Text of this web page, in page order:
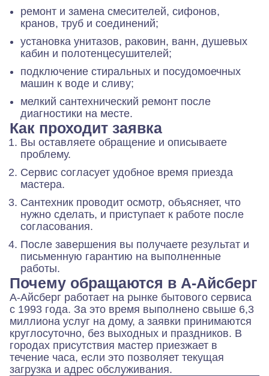
ремонт и замена смесителей, сифонов,
кранов, труб и соединений;
установка унитазов, раковин, ванн, душевых
кабин и полотенцесушителей;
подключение стиральных и посудомоечных
машин к воде и сливу;
мелкий сантехнический ремонт после
диагностики на месте.
Как проходит заявка
Вы оставляете обращение и описываете
проблему.
Сервис согласует удобное время приезда
мастера.
Сантехник проводит осмотр, объясняет, что
нужно сделать, и приступает к работе после
согласования.
После завершения вы получаете результат и
письменную гарантию на выполненные
работы.
Почему обращаются в А-Айсберг
А-Айсберг работает на рынке бытового сервиса
с 1993 года. За это время выполнено свыше 6,3
миллиона услуг на дому, а заявки принимаются
круглосуточно, без выходных и праздников. В
городах присутствия мастер приезжает в
течение часа, если это позволяет текущая
загрузка и адрес обслуживания.